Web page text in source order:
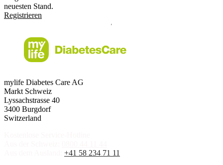
neuesten Stand.
Registrieren
mylife Diabetes Care AG
Markt Schweiz
Lyssachstrasse 40
3400 Burgdorf
Switzerland
+41 58 234 71 11